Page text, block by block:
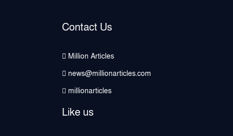
Contact Us
Million Articles
news@millionarticles.com
millionarticles
Like us